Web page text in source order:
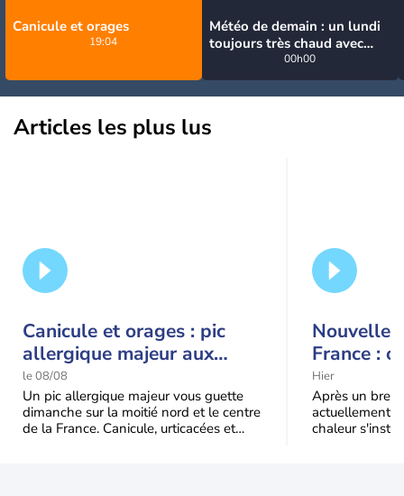
Canicule et orages
19:04
Météo de demain : un lundi
toujours très chaud avec
quelques orages
00h00
Articles les plus lus
Canicule et orages : pic
allergique majeur aux
urticacées sur la moitié
nord
le 08/08
Un pic allergique majeur vous guette
dimanche sur la moitié nord et le centre
de la France. Canicule, urticacées et
Nouvelle
France :
Hier
Après un bref
actuellement,
chaleur